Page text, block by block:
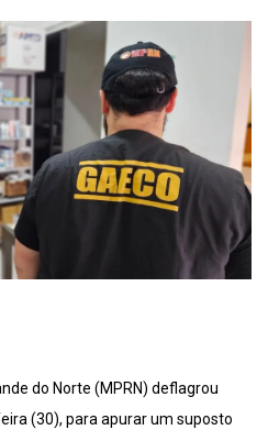
do Norte (MPRN) deflagrou
(30), para apurar um suposto